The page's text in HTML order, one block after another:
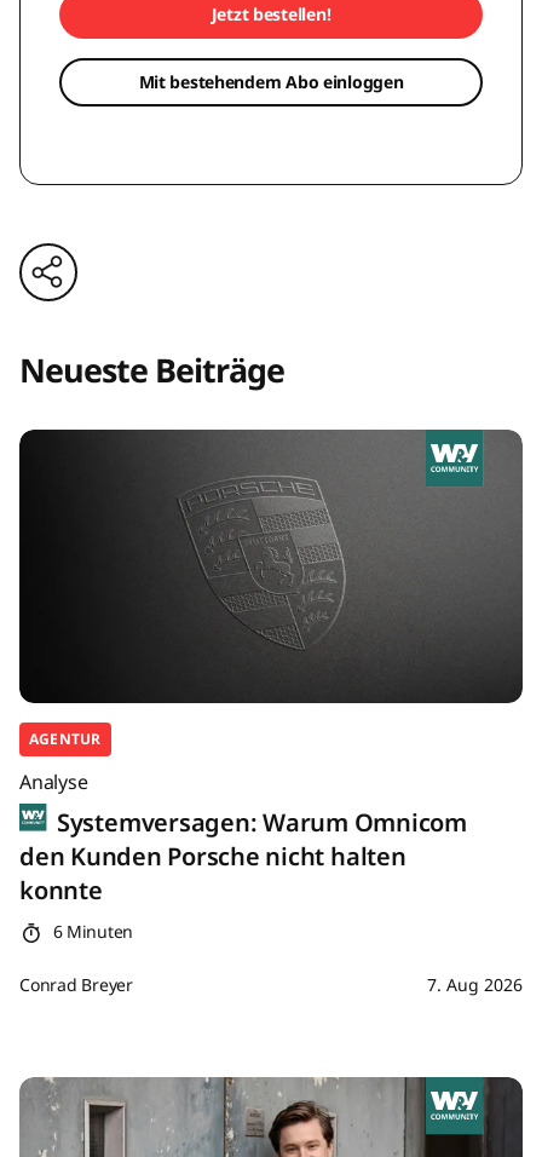
Jetzt bestellen!
Mit bestehendem Abo einloggen
Neueste Beiträge
AGENTUR
Analyse
Systemversagen: Warum Omnicom
den Kunden Porsche nicht halten
konnte
6 Minuten
Conrad Breyer 7. Aug 2026